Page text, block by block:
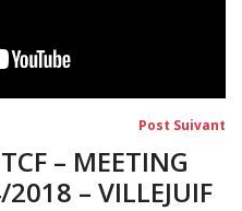
Post Suivant
– MEETING
– VILLEJUIF